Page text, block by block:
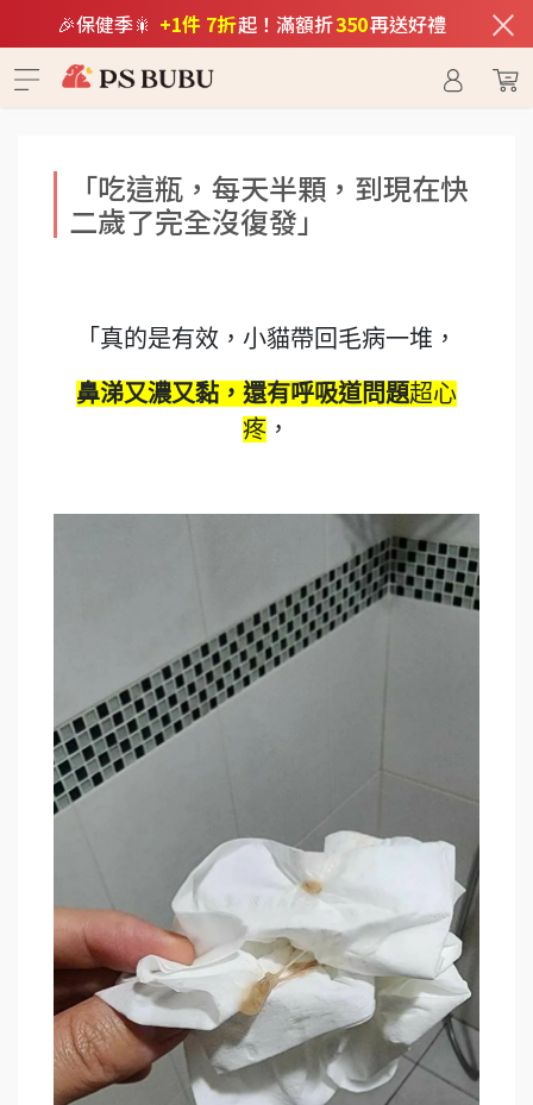
🎉保健季🎇 +1件 7折起！滿額折350再送好禮 ×
「吃這瓶，每天半顆，到現在快
二歲了完全沒復發」
「真的是有效，小貓帶回毛病一堆，
鼻涕又濃又黏，還有呼吸道問題超心
疼 ，